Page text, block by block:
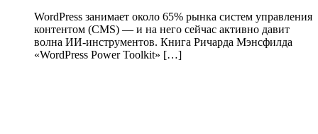
WordPress занимает около 65% рынка систем управления
контентом (CMS) — и на него сейчас активно давит
волна ИИ‑инструментов. Книга Ричарда Мэнсфилда
«WordPress Power Toolkit» […]